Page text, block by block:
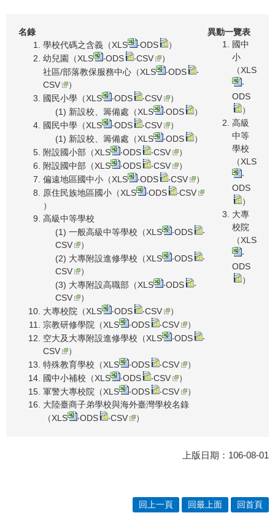
名錄
學校代碼之含義（XLS ‧ODS
）
幼兒園（XLS ‧ODS ‧CSV
）
社區/部落教保服務中心（XLS ‧ODS
‧
CSV
）
國民小學（XLS ‧ODS ‧CSV
）
(1) 新設校、籌備處（XLS ‧ODS
）
國民中學（XLS ‧ODS ‧CSV
）
(1) 新設校、籌備處（XLS ‧ODS
）
附設國小部（XLS ‧ODS ‧CSV
）
附設國中部（XLS ‧ODS ‧CSV
）
偏遠地區國中小（XLS ‧ODS ‧CSV
）
原住民族地區國小（XLS ‧ODS ‧CSV
）
高級中等學校
(1) 一般高級中等學校（XLS ‧ODS
‧
CSV
）
(2) 大專附設進修學校（XLS ‧ODS
‧
CSV
）
(3) 大專附設高職部（XLS ‧ODS
‧
CSV
）
大專校院（XLS ‧ODS ‧CSV
）
宗教研修學院（XLS ‧ODS ‧CSV
）
空大及大專附設進修學校（XLS ‧ODS
‧
CSV
）
特殊教育學校（XLS ‧ODS ‧CSV
）
國中小補校（XLS ‧ODS ‧CSV
）
軍警大專校院（XLS ‧ODS ‧CSV
）
大陸臺商子弟學校與海外臺灣學校名錄
（XLS ‧ODS ‧CSV ）
異動一覽表
國中
小
（XLS
‧
ODS
）
高級
中等
學校
（XLS
‧
ODS
）
大專
校院
（XLS
‧
ODS
）
上版日期：106-08-01
回上一頁 回最上面 回首頁